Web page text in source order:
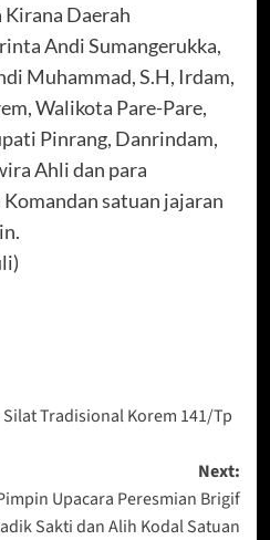
Daerah
Andi Sumangerukka,
Muhammad, S.H, Irdam,
Walikota Pare-Pare,
Pinrang, Danrindam,
Ahli dan para
satuan jajaran
Tradisional Korem 141/Tp
Next:
Upacara Peresmian Brigif
Sakti dan Alih Kodal Satuan